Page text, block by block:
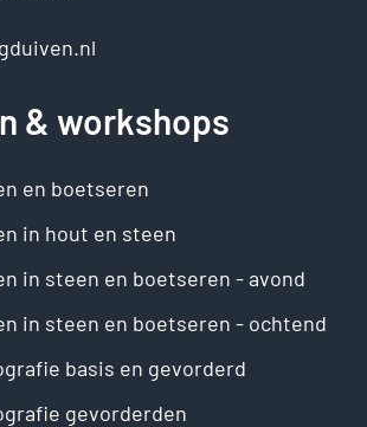
& workshops
en boetseren
in hout en steen
in steen en boetseren - avond
in steen en boetseren - ochtend
basis en gevorderd
gevorderden